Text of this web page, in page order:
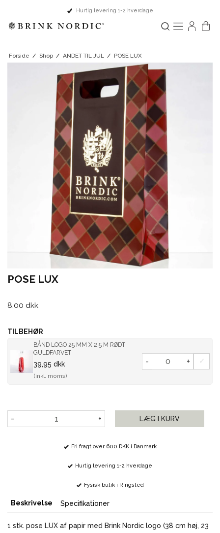
Hurtig levering 1-2 hverdage
Forside / Shop / ANDET TIL JUL / POSE LUX
POSE LUX
8,00 dkk
TILBEHØR
BÅND LOGO 25 MM X 2,5 M RØDT
GULDFARVET
39,95 dkk
(inkl. moms)
- +
- + LÆG I KURV
Fri fragt over 600 DKK i Danmark
Hurtig levering 1-2 hverdage
Fysisk butik i Ringsted
Beskrivelse Specifikationer
1 stk. pose LUX af papir med Brink Nordic logo (38 cm høj, 23